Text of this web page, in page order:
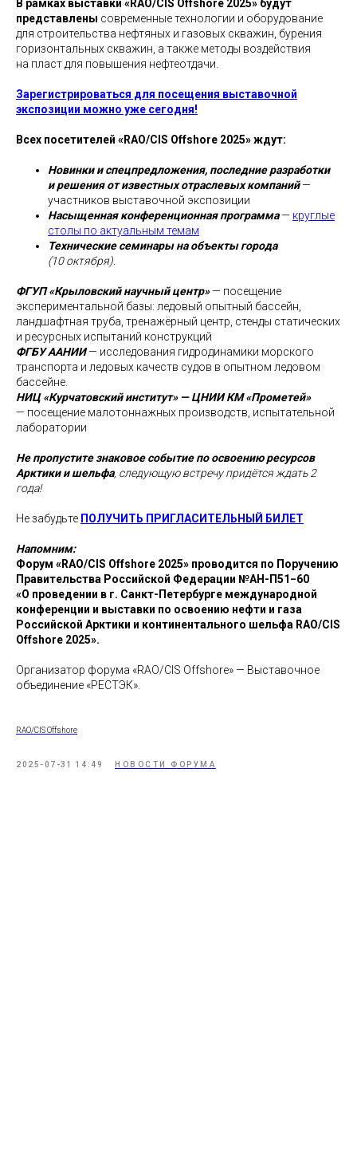
В рамках выставки «RAO/CIS Offshore 2025» будут
представлены современные технологии и оборудование
для строительства нефтяных и газовых скважин, бурения
горизонтальных скважин, а также методы воздействия
на пласт для повышения нефтеотдачи.
Зарегистрироваться для посещения выставочной
экспозиции можно уже сегодня!
Всех посетителей «RAO/CIS Offshore 2025» ждут:
Новинки и спецпредложения, последние разработки
и решения от известных отраслевых компаний—
участников выставочной экспозиции
Насыщенная конференционная программа— круглые
столы по актуальным темам
Технические семинары на объекты города
(10 октября).
ФГУП «Крыловский научный центр»— посещение
экспериментальной базы: ледовый опытный бассейн,
ландшафтная труба, тренажёрный центр, стенды статических
и ресурсных испытаний конструкций
ФГБУ ААНИИ— исследования гидродинамики морского
транспорта и ледовых качеств судов в опытном ледовом
бассейне.
НИЦ «Курчатовский институт» — ЦНИИ КМ «Прометей»
— посещение малотоннажных производств, испытательной
лаборатории
Не пропустите знаковое событие по освоению ресурсов
Арктики и шельфа, следующую встречу придётся ждать 2
года!
Не забудьте ПОЛУЧИТЬ ПРИГЛАСИТЕЛЬНЫЙ БИЛЕТ
Напомним:
Форум «RAO/CIS Offshore 2025» проводится по Поручению
Правительства Российской Федерации №АН-П51−60
«О проведении в г. Санкт-Петербурге международной
конференции и выставки по освоению нефти и газа
Российской Арктики и континентального шельфа RAO/CIS
Offshore 2025».
Организатор форума «RAO/CIS Offshore» — Выставочное
объединение «РЕСТЭК».
RAO/CIS Offshore
2025-07-31 14:49 НОВОСТИ ФОРУМА